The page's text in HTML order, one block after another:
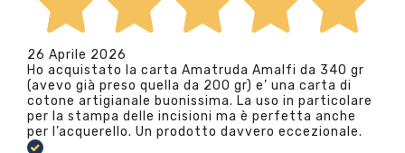
26 Aprile 2026
Ho acquistato la carta Amatruda Amalfi da 340 gr
(avevo già preso quella da 200 gr) e’ una carta di
cotone artigianale buonissima. La uso in particolare
per la stampa delle incisioni ma è perfetta anche
per l’acquerello. Un prodotto davvero eccezionale.